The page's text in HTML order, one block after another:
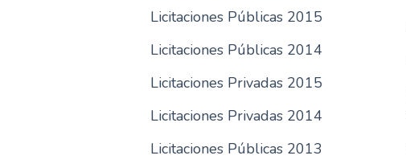
Licitaciones Públicas 2015
Licitaciones Públicas 2014
Licitaciones Privadas 2015
Licitaciones Privadas 2014
Licitaciones Públicas 2013